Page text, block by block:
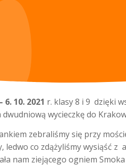
6. 10. 2021 r. klasy 8 i 9 dzięki
dwudniową wycieczkę do
zebraliśmy się przy
ledwo co zdążyliśmy wysiąść
nam ziejącego ogniem